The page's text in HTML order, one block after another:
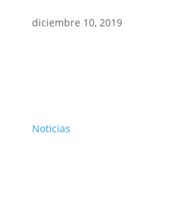
diciembre 10, 2019
Noticias